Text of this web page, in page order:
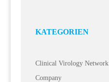
KATEGORIEN
Clinical Virology Network
Company